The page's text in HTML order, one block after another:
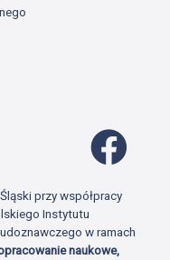
przy współpracy
Instytutu
w ramach
naukowe,